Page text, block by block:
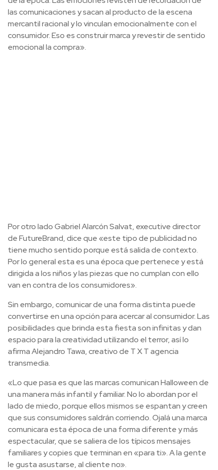
las comunicaciones y sacan al producto de la escena
mercantil racional y lo vinculan emocionalmente con el
consumidor. Eso es construir marca y revestir de sentido
emocional la compra».
Por otro lado Gabriel Alarcón Salvat, executive director
de FutureBrand, dice que «este tipo de publicidad no
tiene mucho sentido porque está salida de contexto.
Por lo general esta es una época que pertenece y está
dirigida a los niños y las piezas que no cumplan con ello
van en contra de los consumidores».
Sin embargo, comunicar de una forma distinta puede
convertirse en una opción para acercar al consumidor. Las
posibilidades que brinda esta fiesta son infinitas y dan
espacio para la creatividad utilizando el terror, así lo
afirma Alejandro Tawa, creativo de T X T agencia
transmedia.
«Lo que pasa es que las marcas comunican Halloween de
una manera más infantil y familiar. No lo abordan por el
lado de miedo, porque ellos mismos se espantan y creen
que sus consumidores saldrán corriendo. Ojalá una marca
comunicara esta época de una forma diferente y más
espectacular, que se saliera de los típicos mensajes
familiares y copies que terminan en «para ti». A la gente
le gusta asustarse, al cliente no».